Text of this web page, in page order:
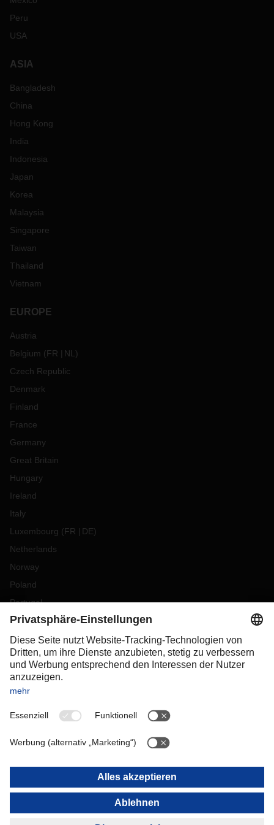
Peru
USA
ASIA
Bangladesh
China
Hong Kong
India
Indonesia
Japan
Korea
Malaysia
Singapore
Taiwan
Thailand
Vietnam
EUROPE
Austria
Belgium (FR NL )
Czech Republic
Denmark
Finland
France
Germany
Great Britain
Hungary
Ireland
Italy
Luxembourg (FR DE)
Netherlands
Norway
Poland
Portugal
Romania
Slovakia
Spain
Sweden
Switzerland
OCEANIA